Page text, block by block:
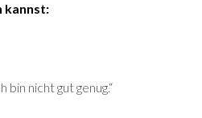
kannst:
nicht gut genug.“